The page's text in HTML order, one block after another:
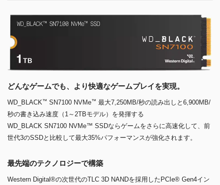
どんなゲームでも、より快適なゲームプレイを実現。
WD_BLACK™ SN7100 NVMe™ 最大7,250MB/秒の読み出しと6,900MB/
秒の書き込み速度（1～2TBモデル）を発揮する
WD_BLACK SN7100 NVMe™ SSDならゲームをさらに高速化して、前
世代3のSSDと比較して最大35%パフォーマンスが強化されます。
最先端のテクノロジーで構築
Western Digital®の次世代のTLC 3D NANDを採用したPCIe® Gen4イン